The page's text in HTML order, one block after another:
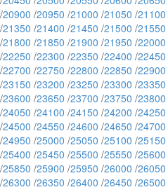
/20900 /20950 /21000 /21050 /21100
/21350 /21400 /21450 /21500 /21550
/21800 /21850 /21900 /21950 /22000
/22250 /22300 /22350 /22400 /22450
/22700 /22750 /22800 /22850 /22900
/23150 /23200 /23250 /23300 /23350
/23600 /23650 /23700 /23750 /23800
/24050 /24100 /24150 /24200 /24250
/24500 /24550 /24600 /24650 /24700
/24950 /25000 /25050 /25100 /25150
/25400 /25450 /25500 /25550 /25600
/25850 /25900 /25950 /26000 /26050
/26300 /26350 /26400 /26450 /26500